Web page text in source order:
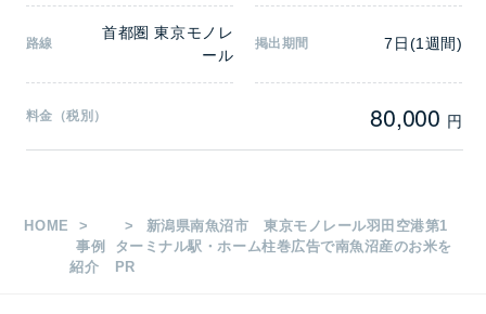
路線
首都圏 東京モノレ
ール
掲出期間 7日(1週間)
料金（税別） 80,000 円
HOME
事例
紹介
新潟県南魚沼市 東京モノレール羽田空港第1
ターミナル駅・ホーム柱巻広告で南魚沼産のお米を
PR